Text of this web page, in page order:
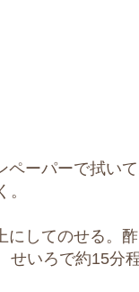
ーパーで拭い
してのせる。
いろで約15分程